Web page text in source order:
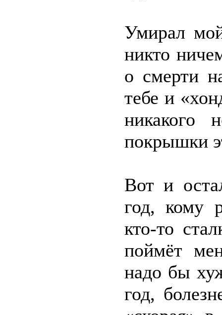
Умирал
никто
о смерти
тебе и
покрышки
Вот и
год, кому
кто-то
поймёт
надо бы
год,